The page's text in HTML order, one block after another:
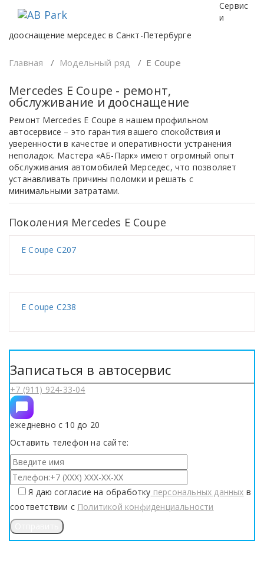
Сервис
и
дооснащение мерседес в Санкт-Петербурге
Главная / Модельный ряд / E Coupe
Mercedes E Coupe - ремонт,
обслуживание и дооснащение
Ремонт Mercedes E Coupe в нашем профильном
автосервисе – это гарантия вашего спокойствия и
уверенности в качестве и оперативности устранения
неполадок. Мастера «АБ-Парк» имеют огромный опыт
обслуживания автомобилей Мерседес, что позволяет
устанавливать причины поломки и решать с
минимальными затратами.
Поколения Mercedes E Coupe
E Coupe C207
E Coupe C238
Записаться в автосервис
+7 (911) 924-33-04
ежедневно с 10 до 20
Оставить телефон на сайте:
Я даю согласие на обработку персональных данных в
соответствии с Политикой конфиденциальности